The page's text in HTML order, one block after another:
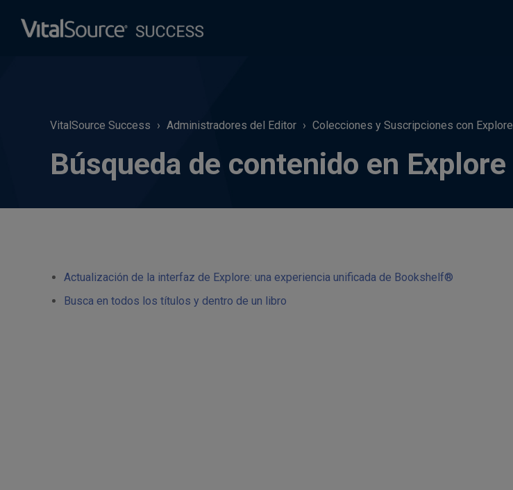
VitalSource Success Administradores del Editor Colecciones y Suscripciones con Explore
Búsqueda de contenido en Explore
Actualización de la interfaz de Explore: una experiencia unificada de Bookshelf®
Busca en todos los títulos y dentro de un libro